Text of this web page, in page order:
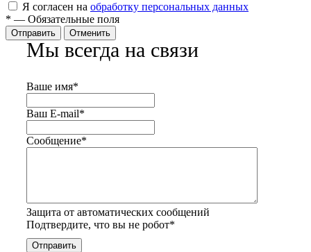
Я согласен на обработку персональных данных
* — Обязательные поля
Отправить Отменить
Мы всегда на связи
Ваше имя*
Ваш E-mail*
Сообщение*
Защита от автоматических сообщений
Подтвердите, что вы не робот*